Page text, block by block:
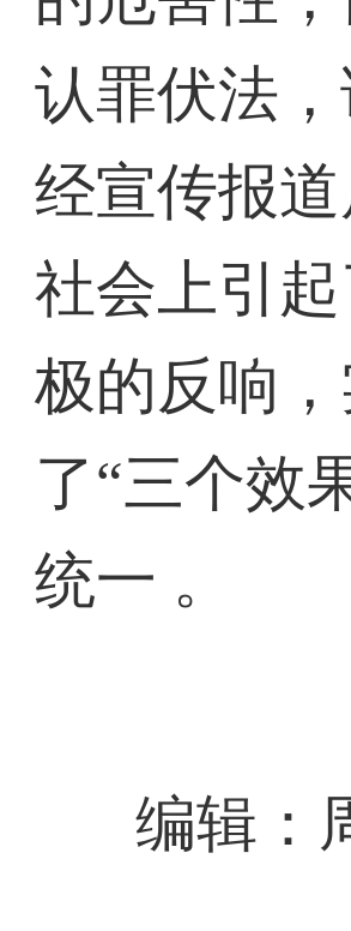
认罪伏法
经宣传报
社会上引
极的反响
了“三个效
统一 。
编辑：